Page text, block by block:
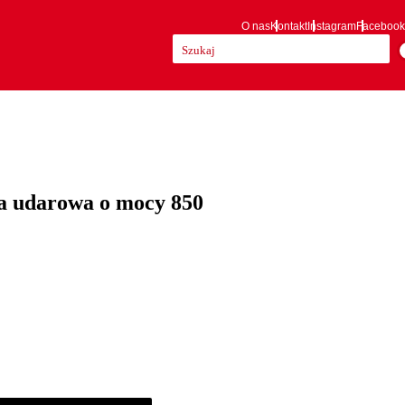
O nasKontaktInstagramFacebook
udarowa o mocy 850